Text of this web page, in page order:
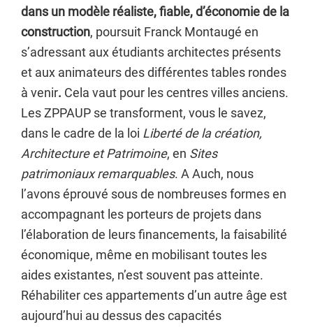
dans un modèle réaliste, fiable, d’économie de la
construction, poursuit Franck Montaugé en
s’adressant aux étudiants architectes présents
et aux animateurs des différentes tables rondes
à venir. Cela vaut pour les centres villes anciens.
Les ZPPAUP se transforment, vous le savez,
dans le cadre de la loi Liberté de la création,
Architecture et Patrimoine, en Sites
patrimoniaux remarquables. A Auch, nous
l’avons éprouvé sous de nombreuses formes en
accompagnant les porteurs de projets dans
l’élaboration de leurs financements, la faisabilité
économique, même en mobilisant toutes les
aides existantes, n’est souvent pas atteinte.
Réhabiliter ces appartements d’un autre âge est
aujourd’hui au dessus des capacités